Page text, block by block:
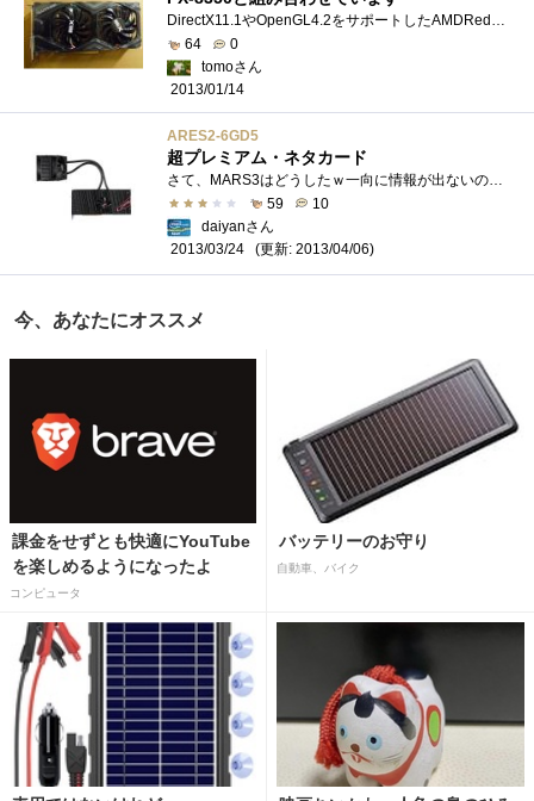
DirectX11.1やOpenGL4.2をサポートしたAMDRedeonHD7850。1,024ユニットのストリームプロセッサを搭載して6ピン補助電源1基で動作する電源効率に優れたグラ�...
64
0
tomoさん
2013/01/14
ARES2-6GD5
超プレミアム・ネタカード
59
10
daiyanさん
2013/03/24
(更新: 2013/04/06)
今、あなたにオススメ
課金をせずとも快適にYouTube
を楽しめるようになったよ
コンピュータ
バッテリーのお守り
自動車、バイク